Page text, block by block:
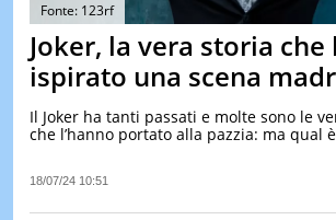
Fonte: 123rf
Joker, la vera storia che
ispirato una scena
Il Joker ha tanti passati e molte sono le
che l’hanno portato alla pazzia: ma qual
18/07/24 10:51